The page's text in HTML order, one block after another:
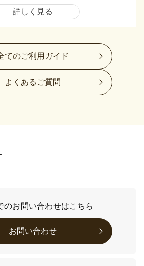
詳しく見る
てのご利用ガイド
よくあるご質問
のお問い合わせはこちら
お問い合わせ